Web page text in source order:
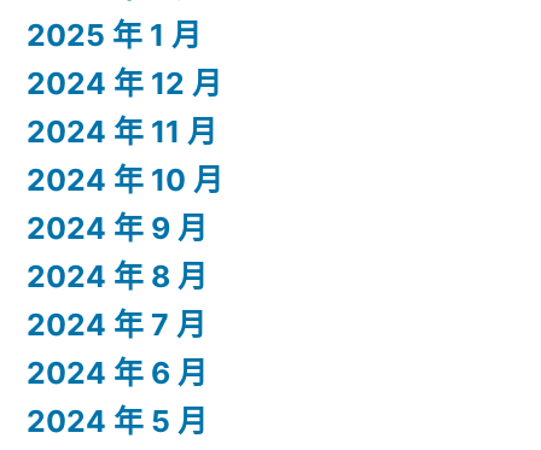
2025 年 1 月
2024 年 12 月
2024 年 11 月
2024 年 10 月
2024 年 9 月
2024 年 8 月
2024 年 7 月
2024 年 6 月
2024 年 5 月